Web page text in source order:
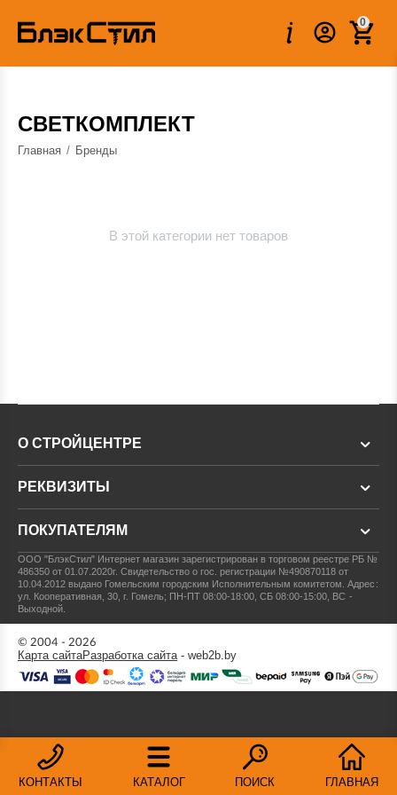
0
СВЕТКОМПЛЕКТ
Главная / Бренды
В этой категории нет товаров
КОНТАКТЫ КАТАЛОГ ПОИСК ГЛАВНАЯ
О СТРОЙЦЕНТРЕ
РЕКВИЗИТЫ
ПОКУПАТЕЛЯМ
ООО "БлэкСтил" Интернет магазин зарегистрирован в торговом реестре РБ №
486350 от 01.07.2020г.Свидетельство о гос. регистрации №490870118 от
10.04.2012 выдано Гомельским городским Исполнительным комитетом.Адрес:
ул. Кооперативная, 30, г. Гомель; ПН-ПТ 08:00-18:00, СБ 08:00-15:00, ВС -
Выходной.
© 2004 - 2026
Карта сайтаРазработка сайта- web2b.by